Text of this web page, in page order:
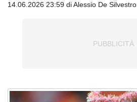
14.06.2026 23:59 di Alessio De Silvestro